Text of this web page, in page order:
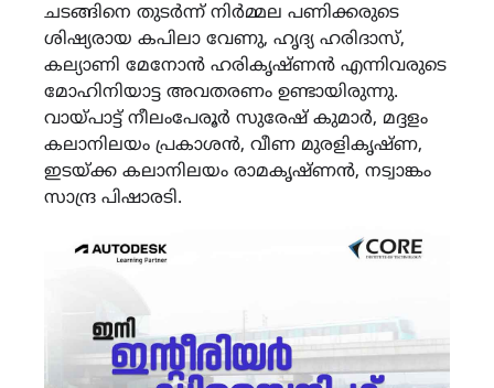
ചടങ്ങിനെ തുടർന്ന് നിർമ്മല പണിക്കരുടെ
ശിഷ്യരായ കപിലാ വേണു, ഹൃദ്യ ഹരിദാസ്,
കല്യാണി മേനോൻ ഹരികൃഷ്ണൻ എന്നിവരുടെ
മോഹിനിയാട്ട അവതരണം ഉണ്ടായിരുന്നു.
വായ്പാട്ട് നീലംപേരൂർ സുരേഷ് കുമാർ, മദ്ദളം
കലാനിലയം പ്രകാശൻ, വീണ മുരളികൃഷ്ണ,
ഇടയ്ക്ക കലാനിലയം രാമകൃഷ്ണൻ, നട്വാങ്കം
സാന്ദ്ര പിഷാരടി.